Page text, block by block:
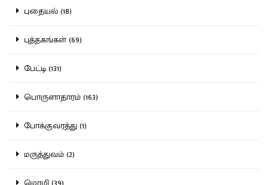
புதையல் (18)
புத்தகங்கள் (69)
பேட்டி (131)
பொருளாதாரம் (163)
போக்குவரத்து (1)
மருத்துவம் (2)